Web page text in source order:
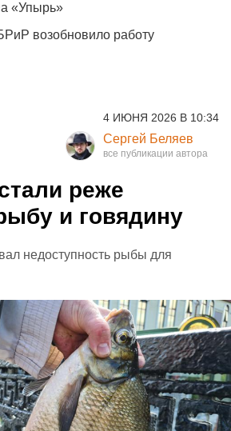
«Упырь»
возобновило работу
4 ИЮНЯ 2026 В 10:34
Сергей Беляев
реже
и говядину
недоступность рыбы для